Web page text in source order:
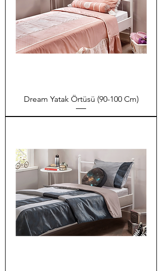
Dream Yatak Örtüsü (90-100 Cm)